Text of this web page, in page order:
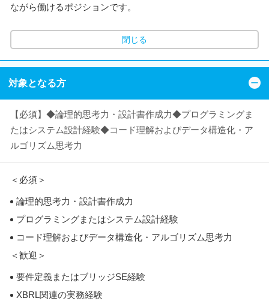
ながら働けるポジションです。
閉じる
対象となる方
【必須】◆論理的思考力・設計書作成力◆プログラミングま
たはシステム設計経験◆コード理解およびデータ構造化・ア
ルゴリズム思考力
＜必須＞
論理的思考力・設計書作成力
プログラミングまたはシステム設計経験
コード理解およびデータ構造化・アルゴリズム思考力
＜歓迎＞
要件定義またはブリッジSE経験
XBRL関連の実務経験